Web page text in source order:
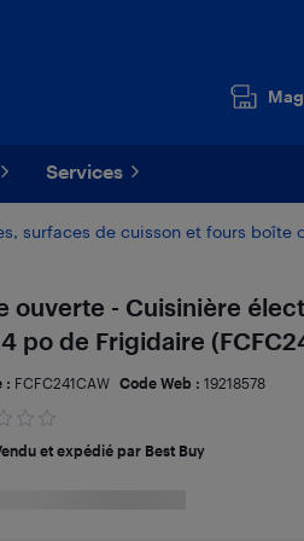
Services
surfaces de cuisson et fours boîte
ouverte - Cuisinière
po de Frigidaire
: FCFC241CAW Code Web : 19218578
et expédié par Best Buy